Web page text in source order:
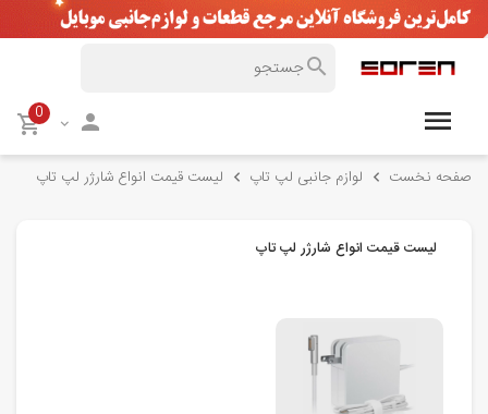
0
صفحه نخست لوازم جانبی لپ تاپ لیست قیمت انواع شارژر لپ تاپ
لیست قیمت انواع شارژر لپ تاپ